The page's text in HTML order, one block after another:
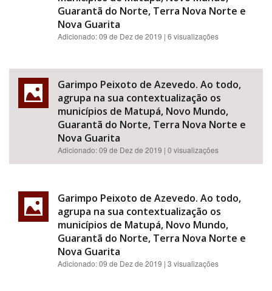
Guarantã do Norte, Terra Nova Norte e
Nova Guarita
Adicionado:09 de Dez de 2019 | 6 visualizações
Garimpo Peixoto de Azevedo. Ao todo,
agrupa na sua contextualização os
municípios de Matupá, Novo Mundo,
Guarantã do Norte, Terra Nova Norte e
Nova Guarita
Adicionado:09 de Dez de 2019 | 0 visualizações
Garimpo Peixoto de Azevedo. Ao todo,
agrupa na sua contextualização os
municípios de Matupá, Novo Mundo,
Guarantã do Norte, Terra Nova Norte e
Nova Guarita
Adicionado:09 de Dez de 2019 | 3 visualizações